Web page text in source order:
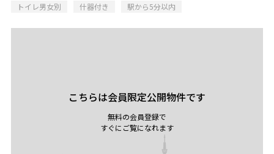
トイレ男女別
什器付き 駅から5分以内
こちらは会員限定公開物件です
無料の会員登録で
すぐにご覧になれます